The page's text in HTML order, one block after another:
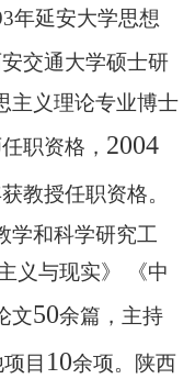
年延安大学思想
交通大学硕士研
主义理论专业博士
职资格， 2004
教授任职资格。
学和科学研究工
义与现实》 《中
文50余篇，主持
目 10余项。陕西